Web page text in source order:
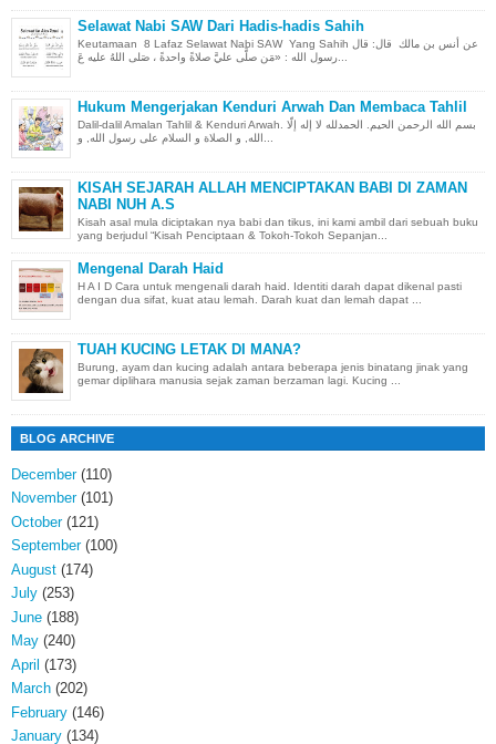
Selawat Nabi SAW Dari Hadis-hadis Sahih
Keutamaan 8 Lafaz Selawat Nabi SAW Yang Sahih عن أنس بن مالك قال: قال
Hukum Mengerjakan Kenduri Arwah Dan Membaca Tahlil
Dalil-dalil Amalan Tahlil & Kenduri Arwah. بسم الله الرحمن الحيم. الحمدلله لا إله إلّا
KISAH SEJARAH ALLAH MENCIPTAKAN BABI DI ZAMAN
NABI NUH A.S
Kisah asal mula diciptakan nya babi dan tikus, ini kami ambil dari sebuah buku
yang berjudul “Kisah Penciptaan & Tokoh-Tokoh Sepanjan...
Mengenal Darah Haid
H A I D Cara untuk mengenali darah haid. Identiti darah dapat dikenal pasti
dengan dua sifat, kuat atau lemah. Darah kuat dan lemah dapat ...
TUAH KUCING LETAK DI MANA?
Burung, ayam dan kucing adalah antara beberapa jenis binatang jinak yang
gemar diplihara manusia sejak zaman berzaman lagi. Kucing ...
BLOG ARCHIVE
December(110)
November(101)
October(121)
September(100)
August (174)
July (253)
June (188)
May (240)
April (173)
March (202)
February (146)
January (134)